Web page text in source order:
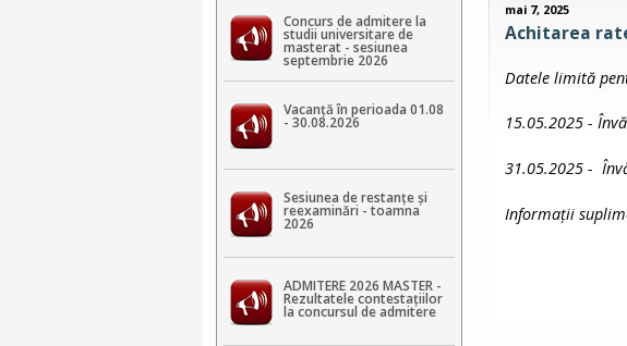
Concurs de admitere la
studii universitare de
masterat - sesiunea
septembrie 2026
Vacanță în perioada 01.08
- 30.08.2026
Sesiunea de restanțe și
reexaminări - toamna
2026
ADMITERE 2026 MASTER -
Rezultatele contestaţiilor
la concursul de admitere
mai 7, 2025
Achitarea
Datele limită
15.05.2025 -
31.05.2025 -
Informații